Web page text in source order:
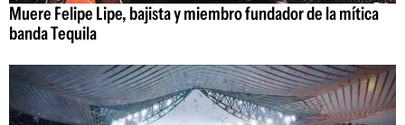
Muere Felipe Lipe, bajista y miembro fundador de la mítica
banda Tequila